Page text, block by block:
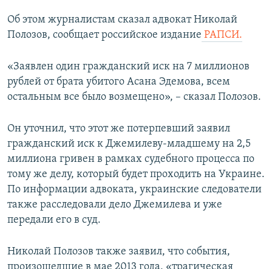
КРЫМ.НЕПОКОРЕННЫЙ
ELIFBE
Все сайты RFE/RL
Об этом журналистам сказал адвокат Николай
Полозов, сообщает российское издание РАПСИ.
«Заявлен один гражданский иск на 7 миллионов
рублей от брата убитого Асана Эдемова, всем
остальным все было возмещено», – сказал Полозов.
Он уточнил, что этот же потерпевший заявил
гражданский иск к Джемилеву-младшему на 2,5
миллиона гривен в рамках судебного процесса по
тому же делу, который будет проходить на Украине.
По информации адвоката, украинские следователи
также расследовали дело Джемилева и уже
передали его в суд.
Николай Полозов также заявил, что события,